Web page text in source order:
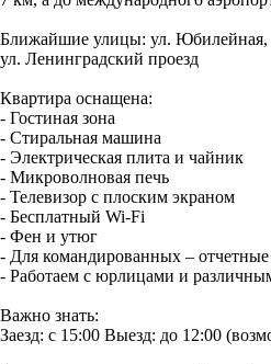
Ближайшие улицы: ул. Юбилейная,
ул. Ленинградский проезд
Квартира оснащена:
- Гостиная зона
- Стиральная машина
- Электрическая плита и чайник
- Микроволновая печь
- Телевизор с плоским экраном
- Бесплатный Wi-Fi
- Фен и утюг
- Для командированных –
- Работаем с юрлицами и
Важно знать:
Заезд: c 15:00 Выезд: до 12:00